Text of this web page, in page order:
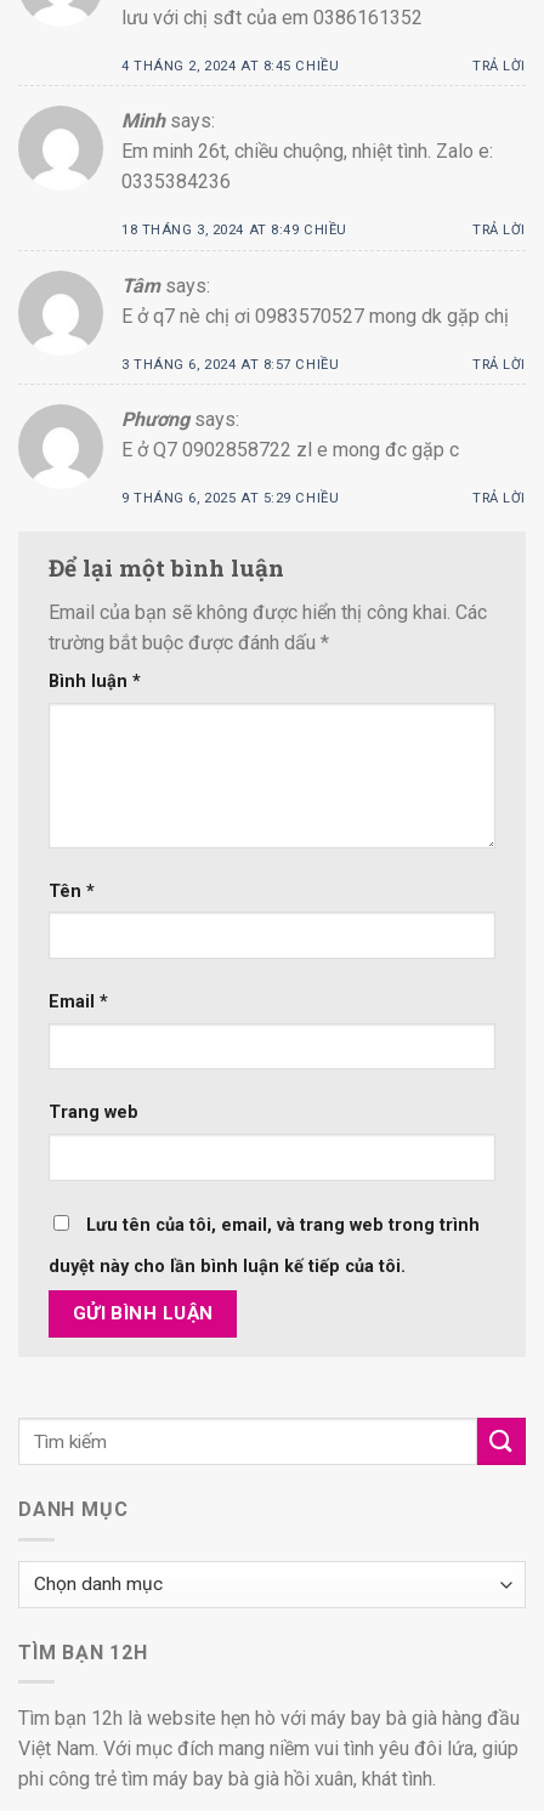
lưu với chị sđt của em 0386161352
4 THÁNG 2, 2024 AT 8:45 CHIỀU TRẢ LỜI
Minh says:
Em minh 26t, chiều chuộng, nhiệt tình. Zalo e:
0335384236
18 THÁNG 3, 2024 AT 8:49 CHIỀU TRẢ LỜI
Tâm says:
E ở q7 nè chị ơi 0983570527 mong dk gặp chị
3 THÁNG 6, 2024 AT 8:57 CHIỀU TRẢ LỜI
Phương says:
E ở Q7 0902858722 zl e mong đc gặp c
9 THÁNG 6, 2025 AT 5:29 CHIỀU TRẢ LỜI
Để lại một bình luận
Email của bạn sẽ không được hiển thị công khai. Các
trường bắt buộc được đánh dấu *
Bình luận *
Tên *
Email *
Trang web
Lưu tên của tôi, email, và trang web trong trình
duyệt này cho lần bình luận kế tiếp của tôi.
DANH MỤC
Danh
TÌM BẠN 12H
Tìm bạn 12h là website hẹn hò với máy bay bà già hàng đầu
Việt Nam. Với mục đích mang niềm vui tình yêu đôi lứa, giúp
phi công trẻ tìm máy bay bà già hồi xuân, khát tình.